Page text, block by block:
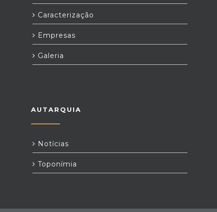
Caracterização
Empresas
Galeria
AUTARQUIA
Notícias
Toponímia